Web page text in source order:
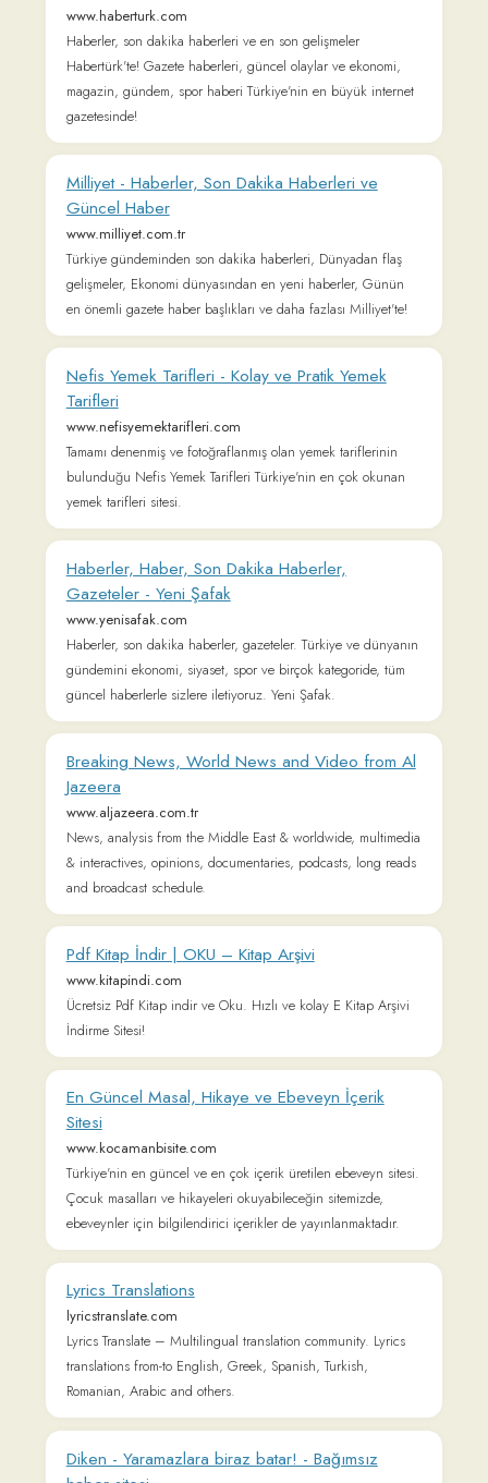
Haberler, Haber, Son Dakika Haberler,
Gazeteler - Yeni Şafak
www.yenisafak.com
Haberler, son dakika haberler, gazeteler. Türkiye ve dünyanın
güncel haberlerle sizlere iletiyoruz. Yeni Şafak.
Breaking News, World News and Video from Al
Jazeera
www.aljazeera.com.tr
News, analysis from the Middle East & worldwide, multimedia
& interactives, opinions, documentaries, podcasts, long reads
Pdf Kitap İndir | OKU – Kitap Arşivi
www.kitapindi.com
Ücretsiz Pdf Kitap indir ve Oku. Hızlı ve kolay E Kitap Arşivi
İndirme Sitesi!
En Güncel Masal, Hikaye ve Ebeveyn İçerik
Sitesi
Türkiye'nin en güncel ve en çok içerik üretilen ebeveyn sitesi.
Çocuk masalları ve hikayeleri okuyabileceğin sitemizde,
ebeveynler için bilgilendirici içerikler de yayınlanmaktadır.
Lyrics Translations
lyricstranslate.com
Lyrics Translate – Multilingual translation community. Lyrics
Romanian, Arabic and others.
Diken - Yaramazlara biraz batar! - Bağımsız
haber sitesi
www.diken.com.tr
Diken – Türkiye’nin bağımsız haber sitesi.Politika, ekonomi,
toplum, kültür, spor ve dünyadan özgür, eleştirel ve güvenilir
habercilik. Yaramazlara biraz batar!
Kitap oku, okuma kitapları | Online kitap oku
onlinekitapoku.com
kitap oku, okuma kitapları, online kitap oku, roman oku,
ekitap indir, ekitap, hangi kitabi okumalıyım? Okuduğunuz
fikirlerinizi yazabilir veya içeriğe puan verebilirsiniz.
Kitaplarla ilgili tartışmalara katılarak arkadaşlarınıza
önerebilirsiniz. Kitap eklemek ve paylaşmak için kitap ekle
linkini kullanabilirsiniz.
Learn a language. Memrise is authentic, useful &
personalised.
www.memrise.com
Learn a language as it's used now. Immerse yourself in
lessons that feature videos of native speakers, so you start
speaking real life language, fast.
Bianet
bianet.org
Bloomberght Canlı Borsa, Altın Fiyatları, Döviz